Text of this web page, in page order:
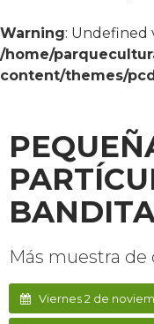
Warning: Undefined
/home/
content/themes/
Más muestra
Viernes 2 de